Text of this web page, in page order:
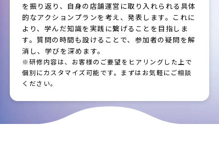
を振り返り、自身の店舗運営に取り入れられる具体
的なアクションプランを考え、発表します。これに
より、学んだ知識を実践に繋げることを目指しま
す。質問の時間も設けることで、参加者の疑問を解
消し、学びを深めます。
※研修内容は、お客様のご要望をヒアリングした上で
個別にカスタマイズ可能です。まずはお気軽にご相談
ください。